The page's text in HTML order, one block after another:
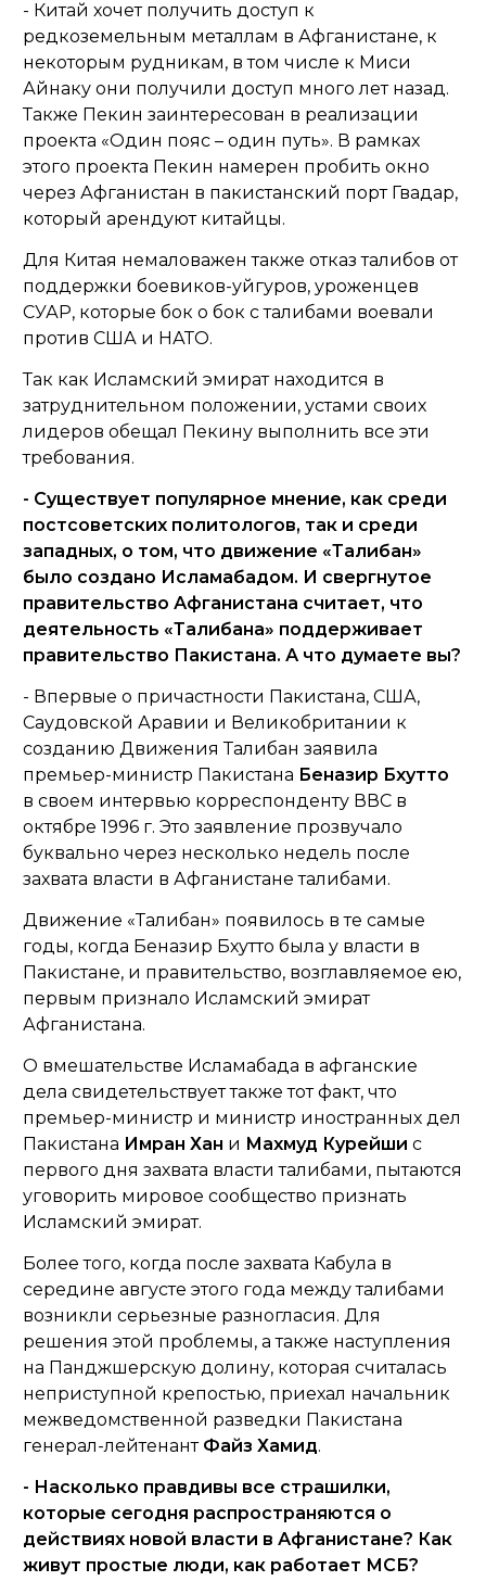
- Китай хочет получить доступ к
редкоземельным металлам в Афганистане, к
некоторым рудникам, в том числе к Миси
Айнаку они получили доступ много лет назад.
Также Пекин заинтересован в реализации
проекта «Один пояс – один путь». В рамках
этого проекта Пекин намерен пробить окно
через Афганистан в пакистанский порт Гвадар,
который арендуют китайцы.
Для Китая немаловажен также отказ талибов от
поддержки боевиков-уйгуров, уроженцев
СУАР, которые бок о бок с талибами воевали
против США и НАТО.
Так как Исламский эмират находится в
затруднительном положении, устами своих
лидеров обещал Пекину выполнить все эти
требования.
- Существует популярное мнение, как среди
постсоветских политологов, так и среди
западных, о том, что движение «Талибан»
было создано Исламабадом. И свергнутое
правительство Афганистана считает, что
деятельность «Талибана» поддерживает
правительство Пакистана. А что думаете вы?
- Впервые о причастности Пакистана, США,
Саудовской Аравии и Великобритании к
созданию Движения Талибан заявила
премьер-министр Пакистана Беназир Бхутто
в своем интервью корреспонденту ВВС в
октябре 1996 г. Это заявление прозвучало
буквально через несколько недель после
захвата власти в Афганистане талибами.
Движение «Талибан» появилось в те самые
годы, когда Беназир Бхутто была у власти в
Пакистане, и правительство, возглавляемое ею,
первым признало Исламский эмират
Афганистана.
О вмешательстве Исламабада в афганские
дела свидетельствует также тот факт, что
премьер-министр и министр иностранных дел
Пакистана Имран Хан и Махмуд Курейши с
первого дня захвата власти талибами, пытаются
уговорить мировое сообщество признать
Исламский эмират.
Более того, когда после захвата Кабула в
середине августе этого года между талибами
возникли серьезные разногласия. Для
решения этой проблемы, а также наступления
на Панджшерскую долину, которая считалась
неприступной крепостью, приехал начальник
межведомственной разведки Пакистана
генерал-лейтенант Файз Хамид.
- Насколько правдивы все страшилки,
которые сегодня распространяются о
действиях новой власти в Афганистане? Как
живут простые люди, как работает МСБ?